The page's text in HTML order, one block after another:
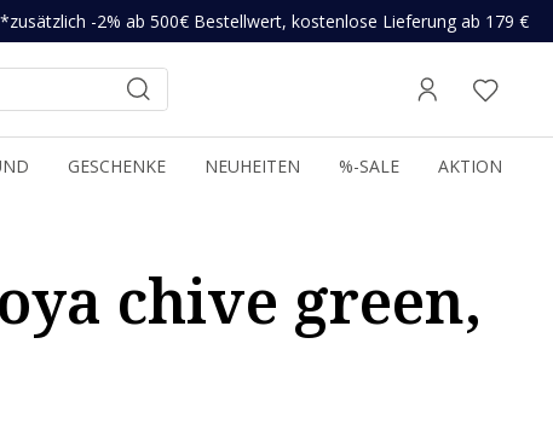
-2% ab 500€ Bestellwert, kostenlose Lieferung ab 179 €
GESCHENKE NEUHEITEN %-SALE AKTION
chive green,